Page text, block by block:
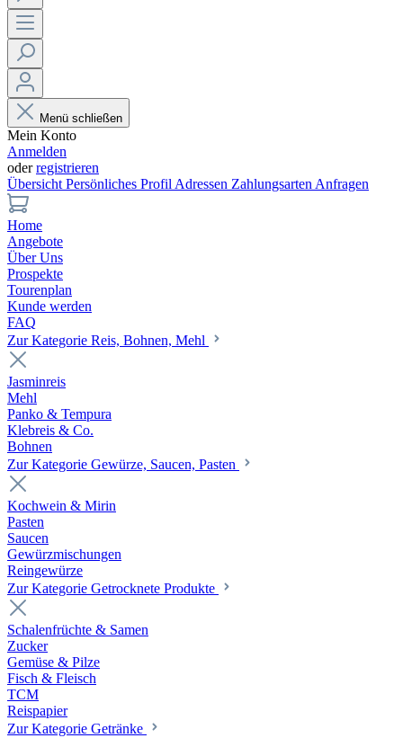
Menü schließen
Mein Konto
Anmelden
oderregistrieren
Übersicht Persönliches Profil Adressen Zahlungsarten Anfragen
Home
Angebote
Über Uns
Prospekte
Tourenplan
Kunde werden
FAQ
Zur Kategorie Reis, Bohnen, Mehl
Jasminreis
Mehl
Panko & Tempura
Klebreis & Co.
Bohnen
Zur Kategorie Gewürze, Saucen, Pasten
Kochwein & Mirin
Pasten
Saucen
Gewürzmischungen
Reingewürze
Zur Kategorie Getrocknete Produkte
Schalenfrüchte & Samen
Zucker
Gemüse & Pilze
Fisch & Fleisch
TCM
Reispapier
Zur Kategorie Getränke